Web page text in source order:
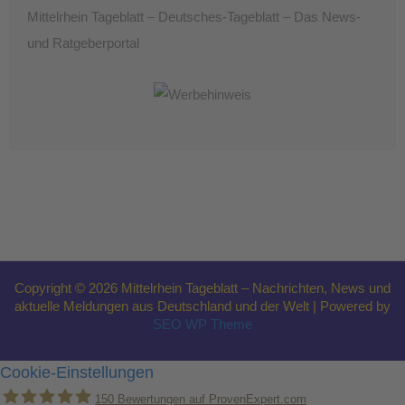
Mittelrhein Tageblatt – Deutsches-Tageblatt – Das News-
und Ratgeberportal
Copyright © 2026 Mittelrhein Tageblatt – Nachrichten, News und
aktuelle Meldungen aus Deutschland und der Welt | Powered by
SEO WP Theme
Cookie-Einstellungen
150 Bewertungen auf ProvenExpert.com